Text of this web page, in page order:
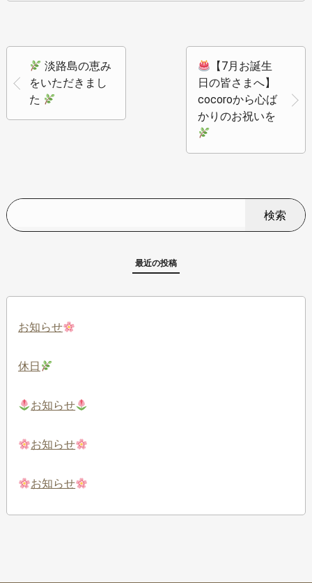
淡路島の恵み
をいただきまし
た
【7月お誕生
日の皆さまへ】
cocoroから心ば
かりのお祝いを
検索
最近の投稿
お知らせ
休日
お知らせ
お知らせ
お知らせ